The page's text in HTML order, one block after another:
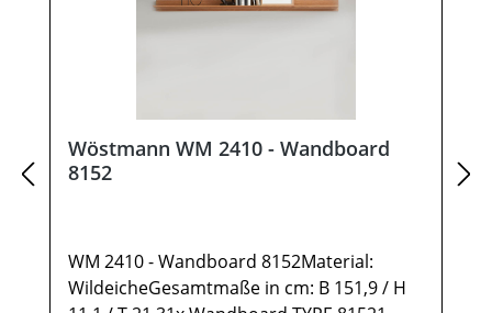
Wöstmann WM 2410 - Wandboard
8152
WM 2410 - Wandboard 8152Material:
WildeicheGesamtmaße in cm: B 151,9 / H